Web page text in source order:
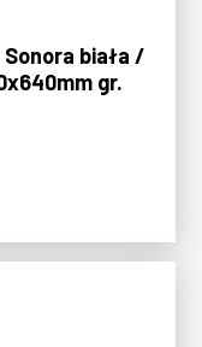
biała /
gr.